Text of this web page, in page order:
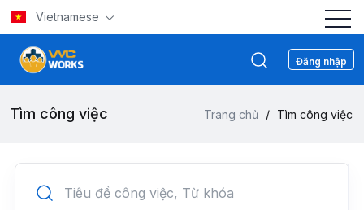
Vietnamese
Đăng nhập
Tìm công việc Trang chủ / Tìm công việc